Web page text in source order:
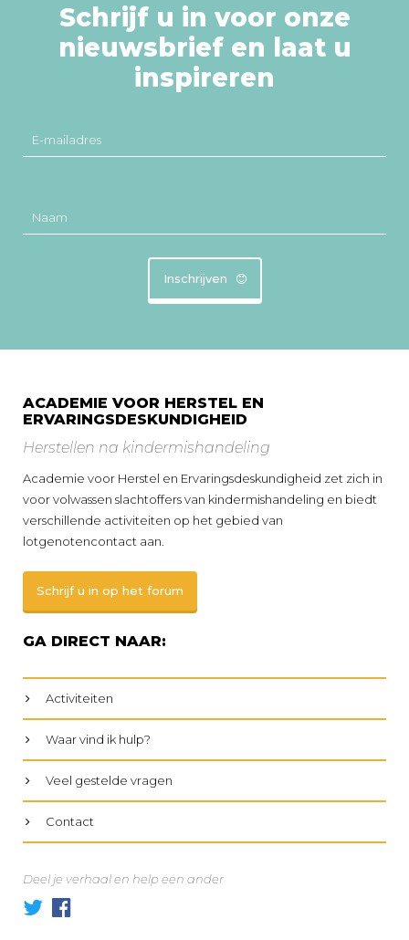
Schrijf u in voor onze
nieuwsbrief en laat u
inspireren
E-mailadres
Naam
Inschrijven
ACADEMIE VOOR HERSTEL EN
ERVARINGSDESKUNDIGHEID
Herstellen na kindermishandeling
Academie voor Herstel en Ervaringsdeskundigheid zet zich in
voor volwassen slachtoffers van kindermishandeling en biedt
verschillende activiteiten op het gebied van
lotgenotencontact aan.
Schrijf u in op het forum
GA DIRECT NAAR:
Activiteiten
Waar vind ik hulp?
Veel gestelde vragen
Contact
Deel je verhaal en help een ander